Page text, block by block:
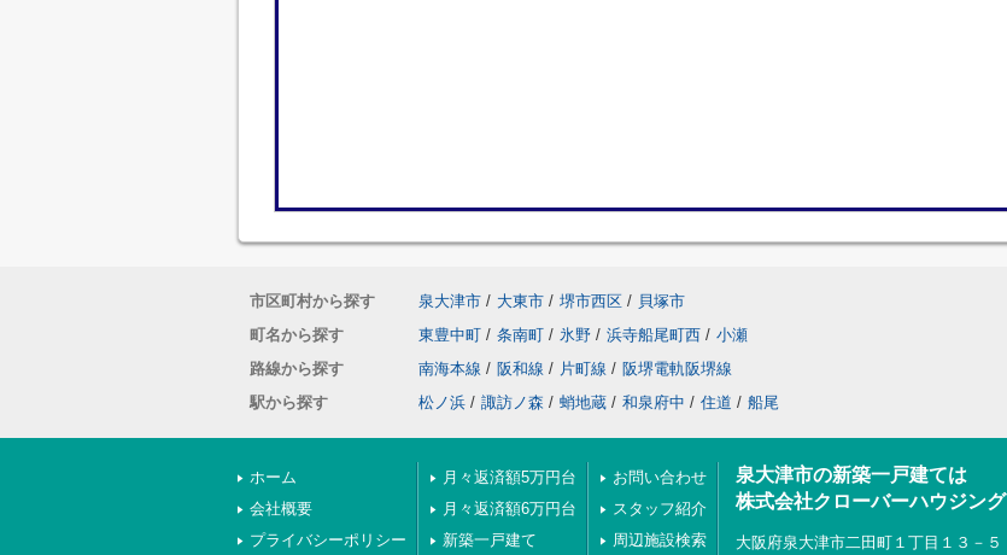
市区町村から探す 泉大津市 / 大東市 / 堺市西区 / 貝塚市
町名から探す
東豊中町 / 条南町 / 氷野 / 浜寺船尾町西 / 小瀬
路線から探す
南海本線 / 阪和線 / 片町線 / 阪堺電軌阪堺線
駅から探す
松ノ浜 / 諏訪ノ森 / 蛸地蔵 / 和泉府中 / 住道 / 船尾
ホーム
会社概要
プライバシーポリシー
月々返済額5万円台
月々返済額6万円台
新築一戸建て
お問い合わせ
スタッフ紹介
周辺施設検索
泉大津市の新築一戸建ては
株式会社クローバーハウジング
大阪府泉大津市二田町１丁目１３－５